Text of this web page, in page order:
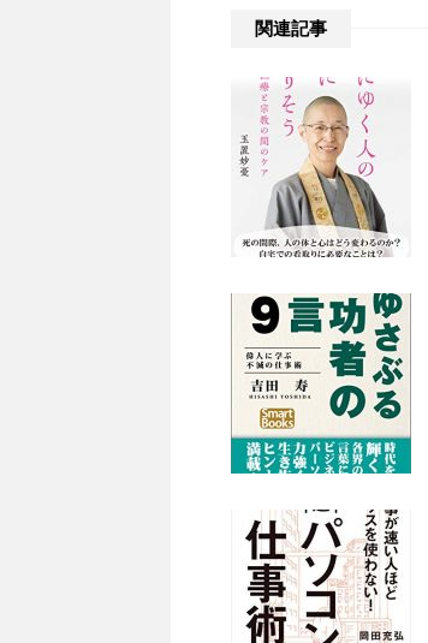
関連記事